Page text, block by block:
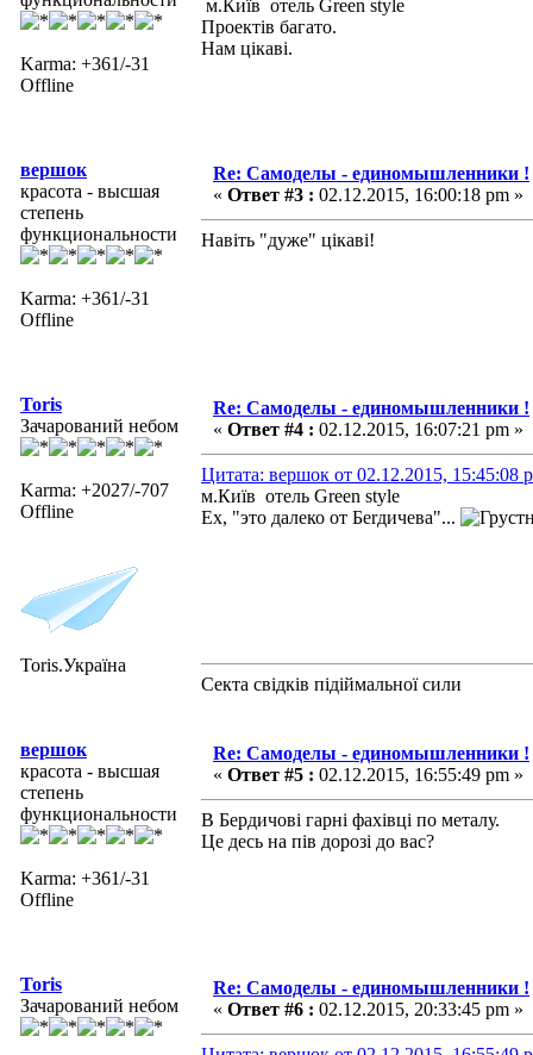
Karma: +361/-31
Offline
м.Київ отель Green style
Проектів багато.
Нам цікаві.
вершок
красота - высшая
степень
функциональности
Karma: +361/-31
Offline
Re: Самоделы - единомышленники !
« Ответ #3 : 02.12.2015, 16:00:18 pm »
Навіть "дуже" цікаві!
Toris
Зачарований небом
Karma: +2027/-707
Offline
Toris.Україна
Re: Самоделы - единомышленники !
« Ответ #4 : 02.12.2015, 16:07:21 pm »
Цитата: вершок от 02.12.2015, 15:45:08
м.Київ отель Green style
Ех, "это далеко от Беrдичева"...
Секта свідків підіймальної сили
вершок
красота - высшая
степень
функциональности
Karma: +361/-31
Offline
Re: Самоделы - единомышленники !
« Ответ #5 : 02.12.2015, 16:55:49 pm »
В Бердичові гарні фахівці по металу.
Це десь на пів дорозі до вас?
Toris
Зачарований небом
Re: Самоделы - единомышленники !
« Ответ #6 : 02.12.2015, 20:33:45 pm »